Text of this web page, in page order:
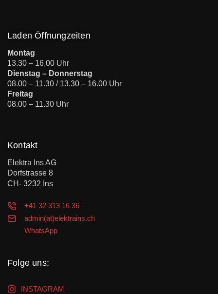
Laden Öffnungzeiten
Montag
13.30 – 16.00 Uhr
Dienstag – Donnerstag
08.00 – 11.30 / 13.30 – 16.00 Uhr
Freitag
08.00 – 11.30 Uhr
Kontakt
Elektra Ins AG
Dorfstrasse 8
CH- 3232 Ins
+41 32 313 16 36
admin(at)elektrains.ch
WhatsApp
Folge uns:
INSTAGRAM